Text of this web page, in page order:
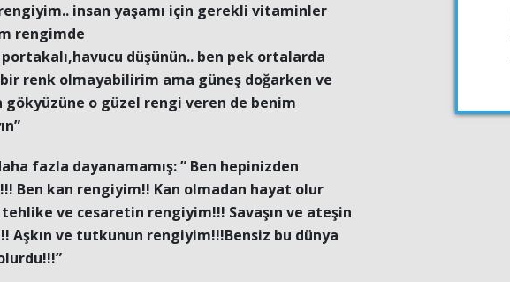
insan yaşamı için gerekli vitaminler
rengimde
düşünün.. ben pek ortalarda
renk olmayabilirim ama güneş doğarken ve
o güzel rengi veren de benim
fazla dayanamamış: ” Ben hepinizden
Ben kan rengiyim!! Kan olmadan hayat olur
tehlike ve cesaretin rengiyim!!! Savaşın ve ateşin
Aşkın ve tutkunun rengiyim!!!Bensiz bu dünya